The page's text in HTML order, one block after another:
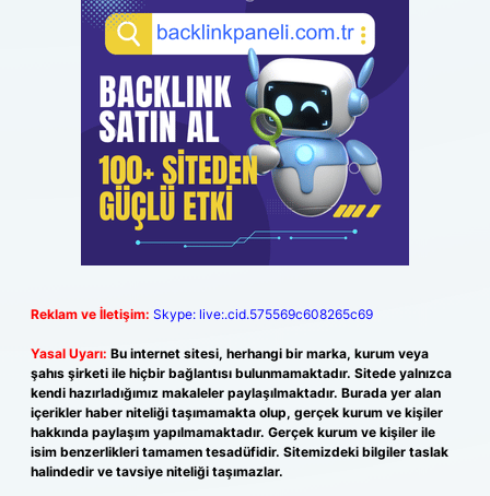
Reklam ve İletişim: Skype: live:.cid.575569c608265c69
Yasal Uyarı: Bu internet sitesi, herhangi bir marka, kurum veya
şahıs şirketi ile hiçbir bağlantısı bulunmamaktadır. Sitede yalnızca
kendi hazırladığımız makaleler paylaşılmaktadır. Burada yer alan
içerikler haber niteliği taşımamakta olup, gerçek kurum ve kişiler
hakkında paylaşım yapılmamaktadır. Gerçek kurum ve kişiler ile
isim benzerlikleri tamamen tesadüfidir. Sitemizdeki bilgiler taslak
halindedir ve tavsiye niteliği taşımazlar.